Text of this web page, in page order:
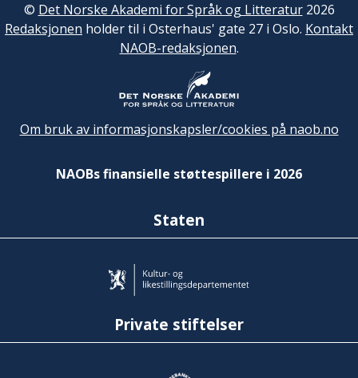
© Det Norske Akademi for Språk og Litteratur2026
Redaksjonen holder til i Osterhaus' gate 27 i Oslo. Kontakt
NAOB-redaksjonen.
Om bruk av informasjonskapsler/cookies på naob.no
NAOBs finansielle støttespillere i 2026
Staten
Private stiftelser